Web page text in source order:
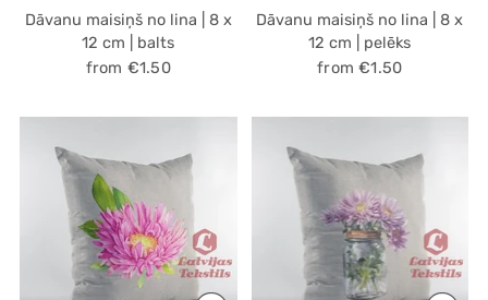
Dāvanu maisiņš no lina | 8 x
12 cm | balts
from €1.50
Dāvanu maisiņš no lina | 8 x
12 cm | pelēks
from €1.50